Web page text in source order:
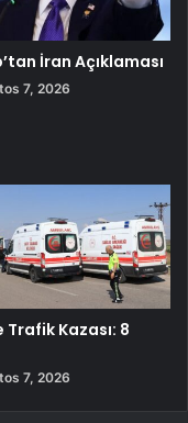
İran Açıklaması
7, 2026
Trafik Kazası: 8
7, 2026